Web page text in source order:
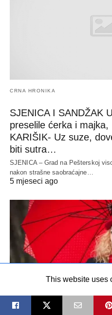
CRNA HRONIKA
SJENICA I SANDŽAK
preselile ćerka i majka,
KARIŠIK- Uz suze,
biti sutra…
SJENICA – Grad na Pešterskoj
nakon strašne saobraćajne…
5 mjeseci ago
This website uses